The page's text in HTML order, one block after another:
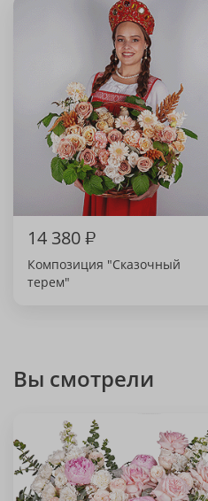
14 380₽
Композиция "Сказочный
терем"
Вы смотрели